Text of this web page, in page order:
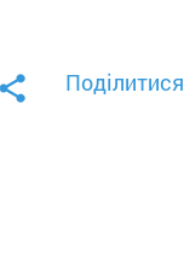
Поділитися